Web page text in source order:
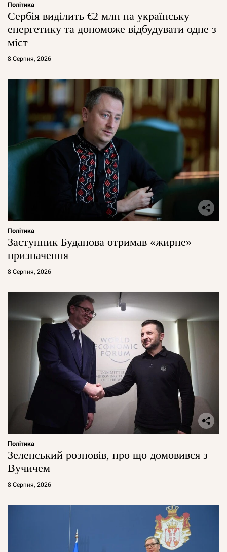
Політика
Сербія виділить €2 млн на українську
енергетику та допоможе відбудувати одне з
міст
8 Серпня, 2026
Політика
Заступник Буданова отримав «жирне»
призначення
8 Серпня, 2026
Політика
Зеленський розповів, про що домовився з
Вучичем
8 Серпня, 2026